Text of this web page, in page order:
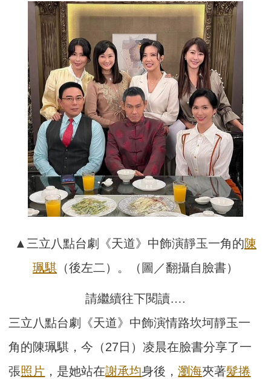
▲三立八點台劇《天道》中飾演靜玉一角的陳
珮騏 （後左二）。（圖／翻攝自臉書）
請繼續往下閱讀….
三立八點台劇《天道》中飾演情路坎坷靜玉一
角的陳珮騏，今（27日）凌晨在臉書分享了一
張照片 ，是她站在謝承均身後，瀏海夾著髮捲